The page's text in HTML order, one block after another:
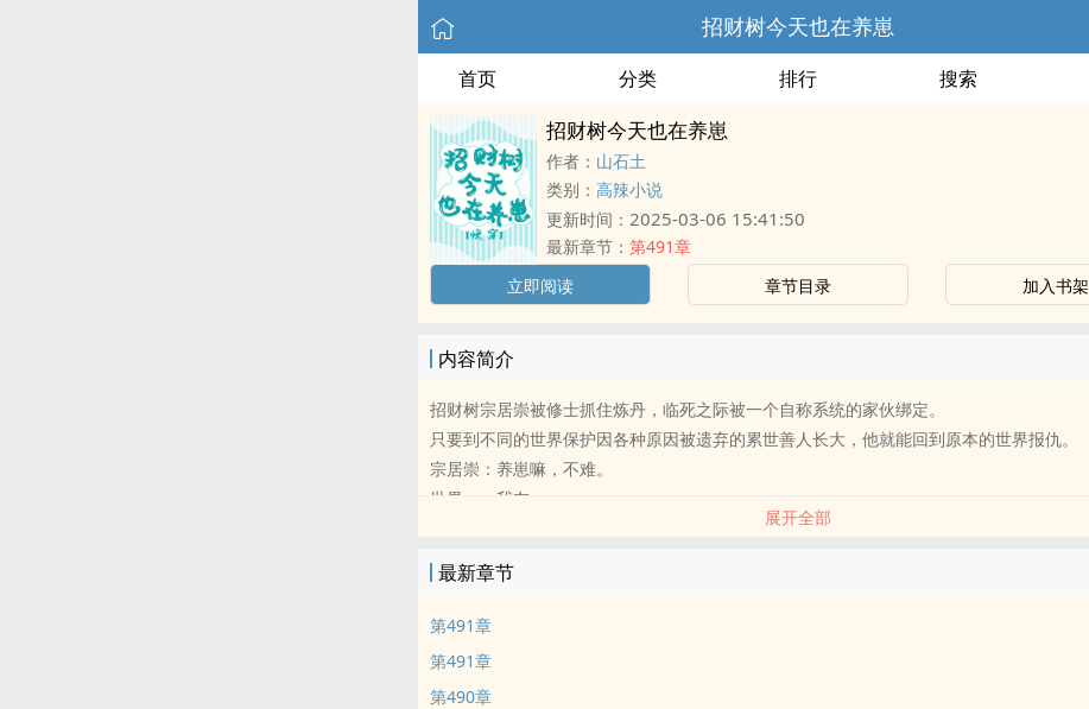
招财树今天也在养崽
首页 分类 排行 搜索
招财树今天也在养崽
作者： 山石土
类别： 高辣小说
更新时间： 2025-03-06 15:41:50
最新章节： 第491章
立即阅读
章节目录 加入书架
内容简介
招财树宗居崇被修士抓住炼丹，临死之际被一个自称系统的家伙绑定。
只要到不同的世界保护因各种原因被遗弃的累世善人长大，他就能回到原本的世界报仇。
宗居崇：养崽嘛，不难。
世界一：我在
展开全部
最新章节
第491章
第491章
第490章